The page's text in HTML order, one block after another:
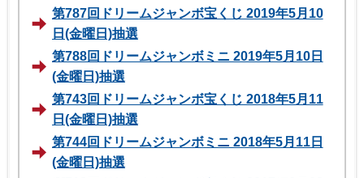
第787回ドリームジャンボ宝くじ 2019年5月10
日(金曜日)抽選
第788回ドリームジャンボミニ 2019年5月10日
(金曜日)抽選
第743回ドリームジャンボ宝くじ 2018年5月11
日(金曜日)抽選
第744回ドリームジャンボミニ 2018年5月11日
(金曜日)抽選